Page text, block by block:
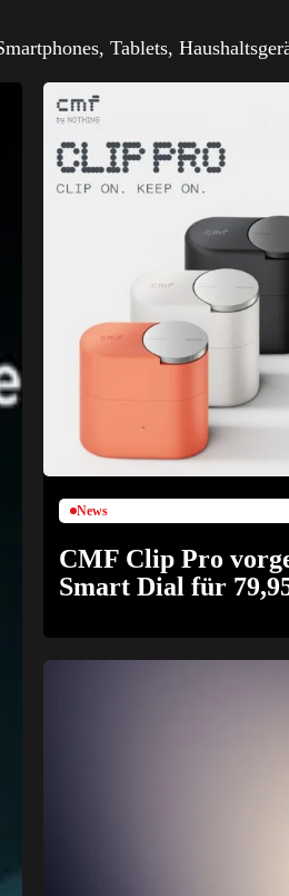
Tablets,
News
CMF Clip Pro
Smart Dial für